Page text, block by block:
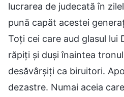
lucrarea de judecată în
pună capăt acestei
Toţi cei care aud glasul lui
răpiţi și duși înaintea
desăvârşiţi ca biruitori.
dezastre. Numai aceia